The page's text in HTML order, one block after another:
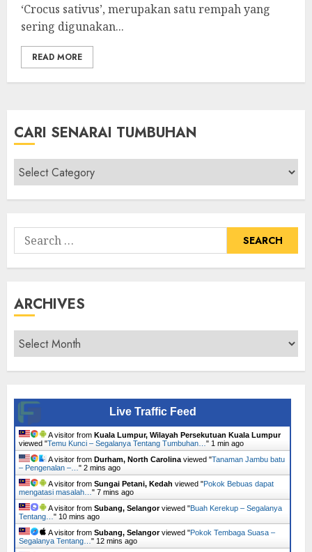
‘Crocus sativus’, merupakan satu rempah yang
sering digunakan...
READ MORE
CARI SENARAI TUMBUHAN
Cari
Senarai
Tumbuhan
Search
for:
ARCHIVES
Archives
Live Traffic Feed
A visitor from Kuala Lumpur, Wilayah Persekutuan Kuala Lumpur
viewed "Temu Kunci – Segalanya Tentang Tumbuhan… " 1 min ago
A visitor from Durham, North Carolina viewed "Tanaman Jambu batu
– Pengenalan –… " 2 mins ago
A visitor from Sungai Petani, Kedah viewed "Pokok Bebuas dapat
mengatasi masalah… " 7 mins ago
A visitor from Subang, Selangorviewed "Buah Kerekup – Segalanya
Tentang… " 10 mins ago
A visitor from Subang, Selangorviewed "Pokok Tembaga Suasa –
Segalanya Tentang… " 12 mins ago